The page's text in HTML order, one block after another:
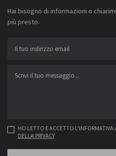
Hai bisogno di informazioni o
più presto.
HO LETTO E ACCETTO L'INFORMATIVA
DELLA PRIVACY